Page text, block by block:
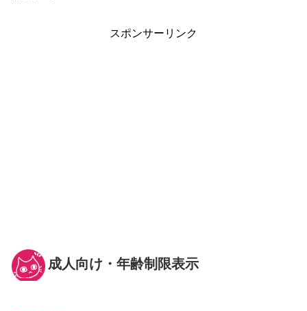
スポンサーリンク
成人向け・年齢制限表示